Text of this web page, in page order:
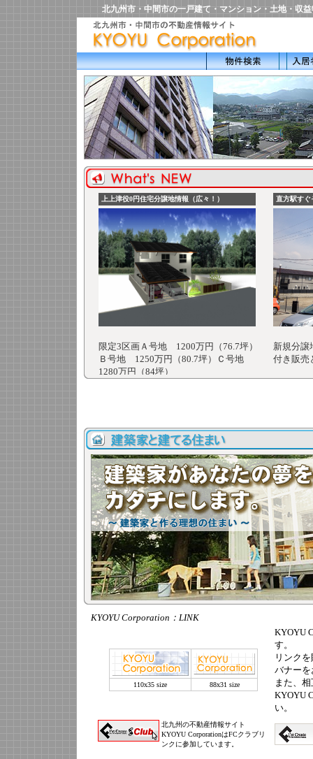
北九州市・中間市の一戸建て・マンション・土地・収
KYOYU Corporation：LINK
110x35 size 88x31 size
KYOYU
す。
リンク
バナー
また、
KYOYU
い。
北九州の不動産情報サイト
KYOYU CorporationはFCクラブリ
ンクに参加しています。